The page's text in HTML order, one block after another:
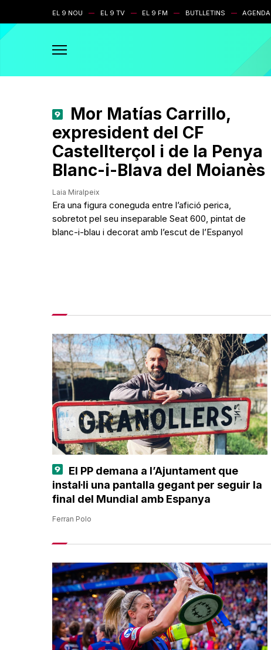
EL 9 NOU EL 9 TV EL 9 FM BUTLLETINS AGENDA
Mor Matías Carrillo,
expresident del CF
Castellterçol i de la Penya
Blanc-i-Blava del Moianès
Laia Miralpeix
Era una figura coneguda entre l’afició perica,
sobretot pel seu inseparable Seat 600, pintat de
blanc-i-blau i decorat amb l’escut de l’Espanyol
El PP demana a l’Ajuntament que
instal·li una pantalla gegant per seguir la
final del Mundial amb Espanya
Ferran Polo